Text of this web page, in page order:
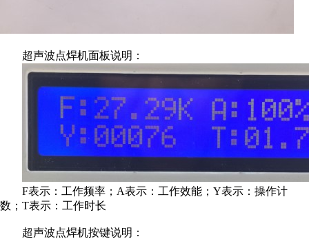
超声波点焊机面板说明：
F表示：工作频率；A表示：工作效能；Y表示：操作计
数；T表示：工作时长
超声波点焊机按键说明：